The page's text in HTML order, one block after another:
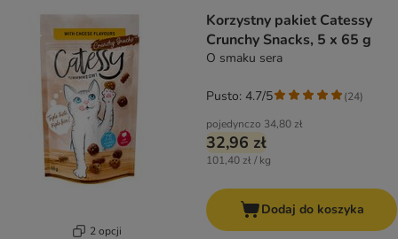
2 opcji
Korzystny pakiet Catessy
Crunchy Snacks, 5 x 65 g
O smaku sera
pojedynczo 34,80 zł
32,96 zł
101,40 zł / kg
Pusto: 4.7/5 (24)
Dodaj do koszyka